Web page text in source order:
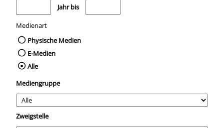
Medien anzeigen, die nach dem Jahr veröffentlicht wurden
Jahr bis
Medienart
Physische Medien
E-Medien
Alle
Mediengruppe
Zweigstelle